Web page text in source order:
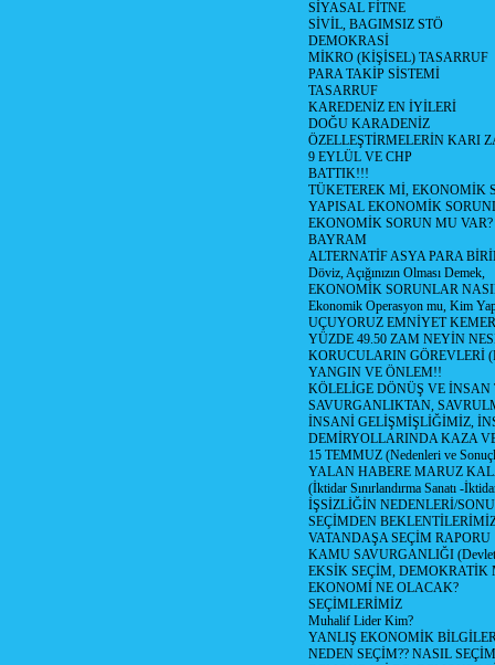
SİYASAL FİTNE
SİVİL, BAGIMSIZ STÖ
DEMOKRASİ
MİKRO (KİŞİSEL) TASARRUF
PARA TAKİP SİSTEMİ
TASARRUF
KAREDENİZ EN İYİLERİ
DOĞU KARADENİZ
ÖZELLEŞTİRMELERİN KARI
9 EYLÜL VE CHP
BATTIK!!!
TÜKETEREK Mİ, EKONOMİK
YAPISAL EKONOMİK
EKONOMİK SORUN MU VAR?
BAYRAM
ALTERNATİF ASYA PARA
Döviz, Açığınızın Olması Demek,
EKONOMİK SORUNLAR
Ekonomik Operasyon mu, Kim
UÇUYORUZ EMNİYET
YÜZDE 49.50 ZAM NEYİN
KORUCULARIN GÖREVLERİ
YANGIN VE ÖNLEM!!
KÖLELİGE DÖNÜŞ VE İNSAN
SAVURGANLIKTAN,
İNSANİ GELİŞMİŞLİĞİMİZ,
DEMİRYOLLARINDA KAZA
15 TEMMUZ (Nedenleri ve
YALAN HABERE MARUZ
(İktidar Sınırlandırma Sanatı -
İŞSİZLİĞİN NEDENLERİ/
SEÇİMDEN
VATANDAŞA SEÇİM RAPORU
KAMU SAVURGANLIĞI (Devlet
EKSİK SEÇİM, DEMOKRATİK
EKONOMİ NE OLACAK?
SEÇİMLERİMİZ
Muhalif Lider Kim?
YANLIŞ EKONOMİK
NEDEN SEÇİM?? NASIL